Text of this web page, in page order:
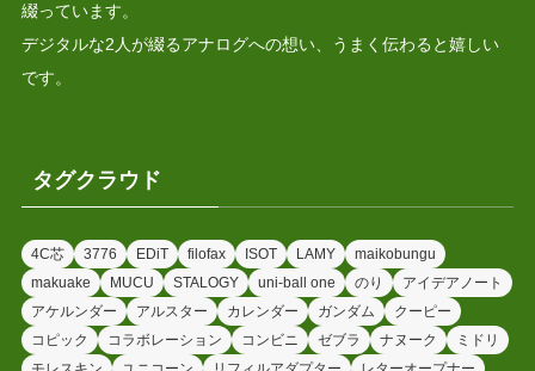
綴っています。
デジタルな2人が綴るアナログへの想い、うまく伝わると嬉しい
です。
タグクラウド
4C芯 3776 EDiT filofax ISOT LAMY
maikobungu
makuake
MUCU STALOGY uni-ball one のり
アイデアノート
アケルンダー
アルスター カレンダー ガンダム
クーピー
コピック
コラボレーション コンビニ ゼブラ ナヌーク
ミドリ